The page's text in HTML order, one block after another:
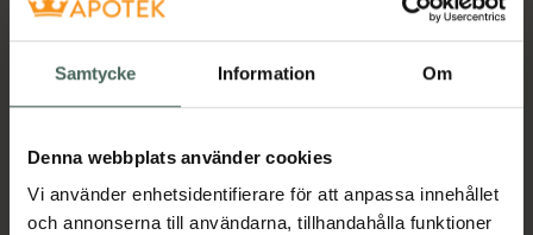
Samtycke Information Om
Denna webbplats använder cookies
Vi använder enhetsidentifierare för att anpassa innehållet
och annonserna till användarna, tillhandahålla funktioner
Köp via ditt recept
Beskrivning Dölj